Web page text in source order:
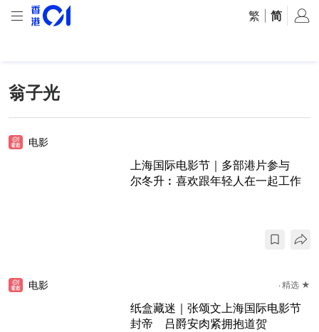
繁 简
翁子光
电影
上海国际电影节｜多部港片参与
尔冬升︰喜欢跟年轻人在一起工作
电影 精选 ★
纸盒藏迷｜张颂文上海国际电影节
封帝 吕爵安肉紧拥抱道贺